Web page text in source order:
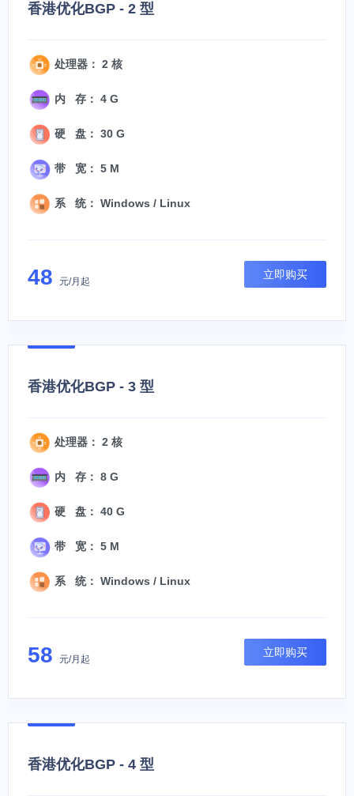
香港优化BGP - 2 型
处理器： 2 核
内 存： 4 G
硬 盘： 30 G
带 宽： 5 M
系 统： Windows / Linux
48 元/月起
立即购买
香港优化BGP - 3 型
处理器： 2 核
内 存： 8 G
硬 盘： 40 G
带 宽： 5 M
系 统： Windows / Linux
58 元/月起
立即购买
香港优化BGP - 4 型